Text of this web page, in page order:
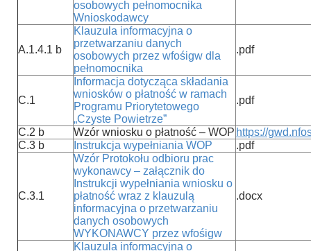
osobowych pełnomocnika
Wnioskodawcy
A.1.4.1 b
Klauzula informacyjna o
przetwarzaniu danych
osobowych przez wfośigw dla
pełnomocnika
.pdf
C.1
Informacja dotycząca składania
wniosków o płatność w ramach
Programu Priorytetowego
„Czyste Powietrze”
.pdf
C.2 b Wzór wniosku o płatność – WOP https://
C.3 b
Instrukcja wypełniania WOP .pdf
C.3.1
Wzór Protokołu odbioru prac
wykonawcy – załącznik do
Instrukcji wypełniania wniosku o
płatność wraz z klauzulą
informacyjna o przetwarzaniu
danych osobowych
WYKONAWCY przez wfośigw
.docx
Klauzula informacyjna o